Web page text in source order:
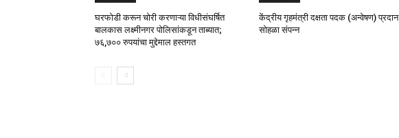
घरफोडी करून चोरी करणाऱ्या विधीसंघर्षित
बालकास लक्ष्मीनगर पोलिसांकडून ताब्यात;
७६,७०० रुपयांचा मुद्देमाल हस्तगत
केंद्रीय गृहमंत्री दक्षता पदक (अन्वेषण) प्रदान
सोहळा संपन्न